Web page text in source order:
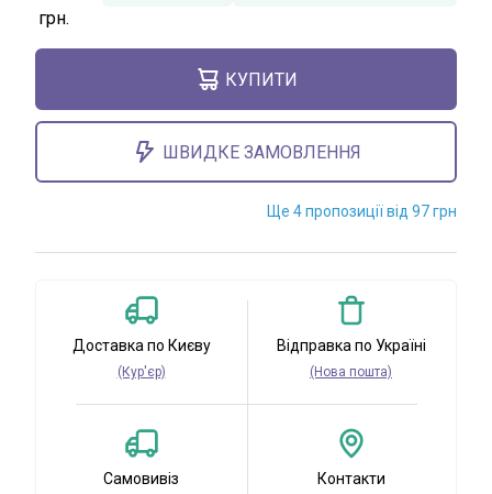
КУПИТИ
ШВИДКЕ ЗАМОВЛЕННЯ
Ще 4 пропозиції від 97 грн
Доставка по Києву
(Кур'єр)
Відправка по Україні
(Нова пошта)
Самовивіз Контакти